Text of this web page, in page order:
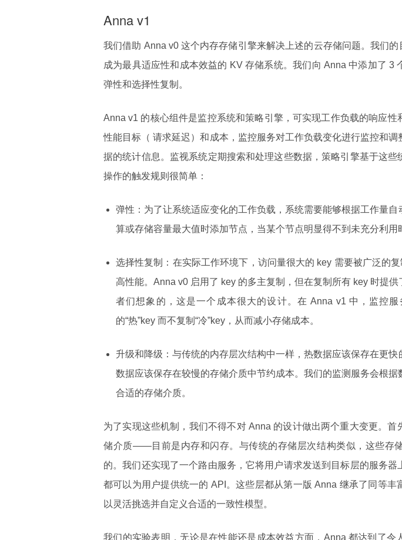
Anna v1
我们借助 Anna v0 这个内存存储引擎来解决上述的云存储问题。我们
成为最具适应性和成本效益的 KV 存储系统。我们向 Anna 中添加了 3
弹性和选择性复制。
Anna v1 的核心组件是监控系统和策略引擎，可实现工作负载的响应性
性能目标（ 请求延迟）和成本，监控服务对工作负载变化进行监控和
据的统计信息。监视系统定期搜索和处理这些数据，策略引擎基于这些
操作的触发规则很简单：
弹性：为了让系统适应变化的工作负载，系统需要能够根据工作量
算或存储容量最大值时添加节点，当某个节点明显得不到未充分利用
选择性复制：在实际工作环境下，访问量很大的 key 需要被广泛的
高性能。Anna v0 启用了 key 的多主复制，但在复制所有 key 时提
者们想象的，这是一个成本很大的设计。在 Anna v1 中，监控
的“热”key 而不复制“冷”key，从而减小存储成本。
升级和降级：与传统的内存层次结构中一样，热数据应该保存在更
数据应该保存在较慢的存储介质中节约成本。我们的监测服务会根
合适的存储介质。
为了实现这些机制，我们不得不对 Anna 的设计做出两个重大变更。首
储介质——目前是内存和闪存。与传统的存储层次结构类似，这些存
的。我们还实现了一个路由服务，它将用户请求发送到目标层的服务器
都可以为用户提供统一的 API。这些层都从第一版 Anna 继承了同等丰
以灵活挑选并自定义合适的一致性模型。
我们的实验表明，无论是在性能还是成本效益方面，Anna 都达到了令